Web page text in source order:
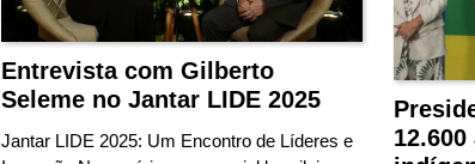
Entrevista com Gilberto
Seleme no Jantar LIDE 2025
Jantar LIDE 2025: Um Encontro de Líderes e